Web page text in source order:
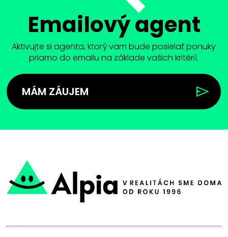
Emailový agent
Aktivujte si agenta, ktorý vam bude posielať ponuky
priamo do emailu na základe vašich kritérií.
MÁM ZÁUJEM